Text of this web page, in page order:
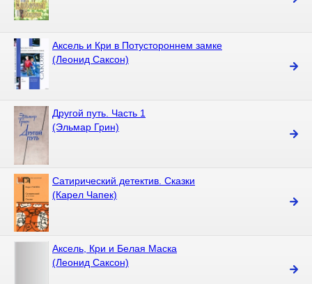
Аксель и Кри в Потустороннем замке
(Леонид Саксон)
Другой путь. Часть 1
(Эльмар Грин)
Сатирический детектив. Сказки
(Карел Чапек)
Аксель, Кри и Белая Маска
(Леонид Саксон)